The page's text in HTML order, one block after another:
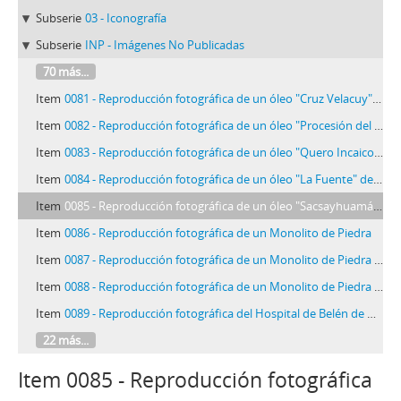
Subserie 03 - Iconografía
Subserie INP - Imágenes No Publicadas
70 más...
Item 0081 - Reproducción fotográfica de un óleo "Cruz Velacuy" de José Sabogal
Item 0082 - Reproducción fotográfica de un óleo "Procesión del Señor de los Milagros" de José Sabogal
Item 0083 - Reproducción fotográfica de un óleo "Quero Incaico" de José Sabogal
Item 0084 - Reproducción fotográfica de un óleo "La Fuente" de José Sabogal
Item 0085 - Reproducción fotográfica de un óleo "Sacsayhuamán" de José Sabogal
Item 0086 - Reproducción fotográfica de un Monolito de Piedra
Item 0087 - Reproducción fotográfica de un Monolito de Piedra "Sacerdote"
Item 0088 - Reproducción fotográfica de un Monolito de Piedra "Cacique"
Item 0089 - Reproducción fotográfica del Hospital de Belén de Huaraz (Perú)
22 más...
Item 0085 - Reproducción fotográfica